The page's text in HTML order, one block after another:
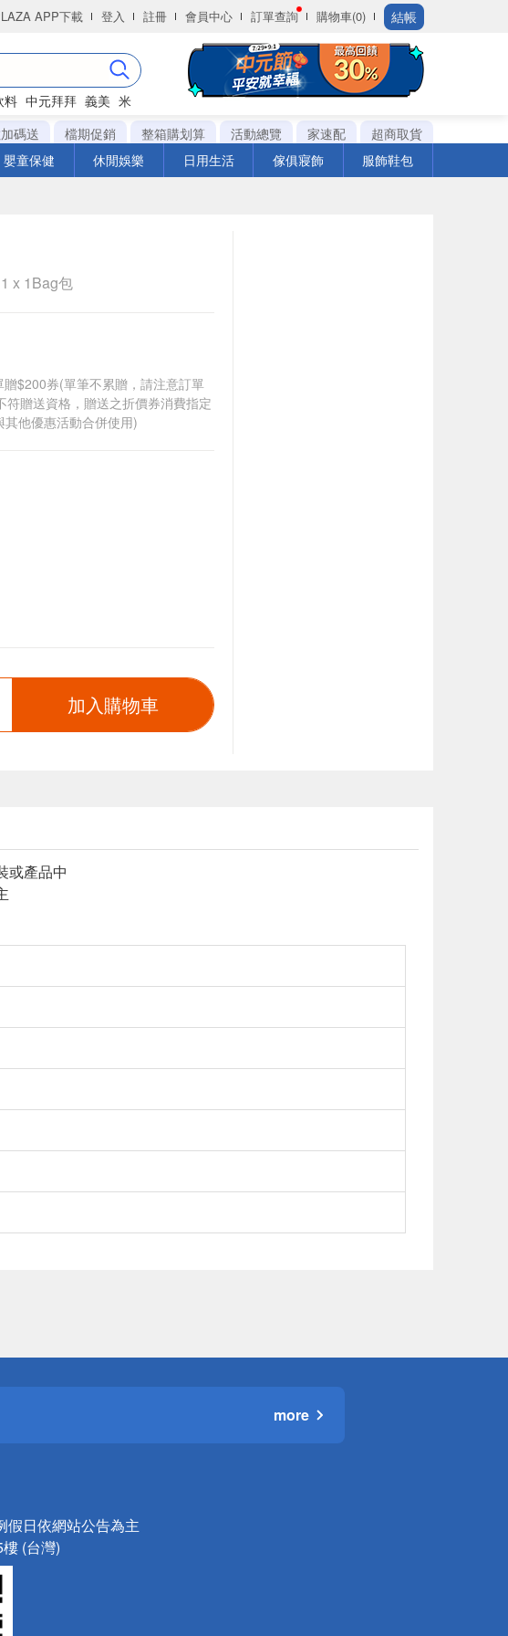
APP下載 登入 註冊 會員中心 訂單查詢 購物車(0) 結帳
料 中元拜拜 義美 米
碼送 檔期促銷 整箱購划算 活動總覽 家速配
超商取貨
嬰童保健 休閒娛樂 日用生活 傢俱寢飾 服飾鞋包
x 1Bag包
$200券(單筆不累贈，請注意訂單
符贈送資格，贈送之折價券消費指定
他優惠活動合併使用)
加入購物車
或產品中
more
假日依網站公告為主
(台灣)